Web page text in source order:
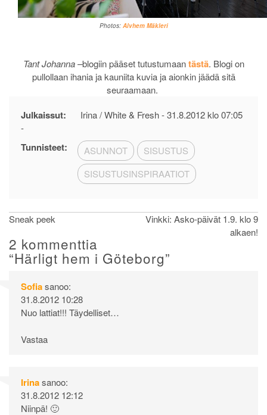
Photos: Alvhem Mäkleri
Tant Johanna –blogiin pääset tutustumaantästä. Blogi on
pullollaan ihania ja kauniita kuvia ja aionkin jäädä sitä
seuraamaan.
Julkaissut: Irina / White & Fresh -31.8.2012 klo 07:05
-
Tunnisteet: ASUNNOT
SISUSTUS
SISUSTUSINSPIRAATIOT
Artikkelien
selaus
Sneak peek
Vinkki: Asko-päivät 1.9. klo 9
alkaen!
2 kommenttia
“Härligt hem i Göteborg”
Sofiasanoo:
31.8.2012 10:28
Nuo lattiat!!! Täydelliset…
Vastaa
Irinasanoo:
31.8.2012 12:12
Niinpä! 🙂